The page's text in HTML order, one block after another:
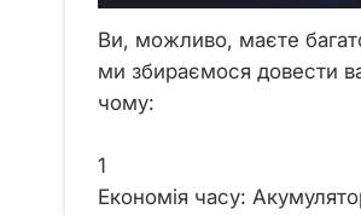
Ви, можливо, маєте
ми збираємося довести
чому:
1
Економія часу: